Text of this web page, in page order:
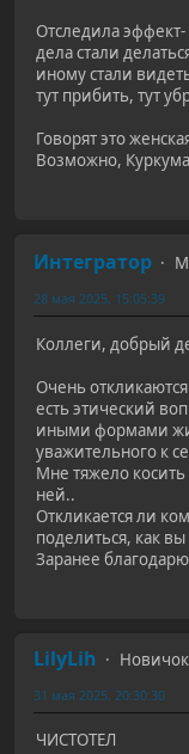
Отследила
дела стали
иному стали
тут прибить, тут
Говорят это
Возможно,
Интегратор
28 мая 2025, 15:05:39
Коллеги, добрый
Очень
есть этический
иными формами
уважительного к
Мне тяжело косить
ней..
Откликается ли
поделиться, как
Заранее благодарю
LilyLih
Новичок
31 мая 2025, 20:30:30
ЧИСТОТЕЛ